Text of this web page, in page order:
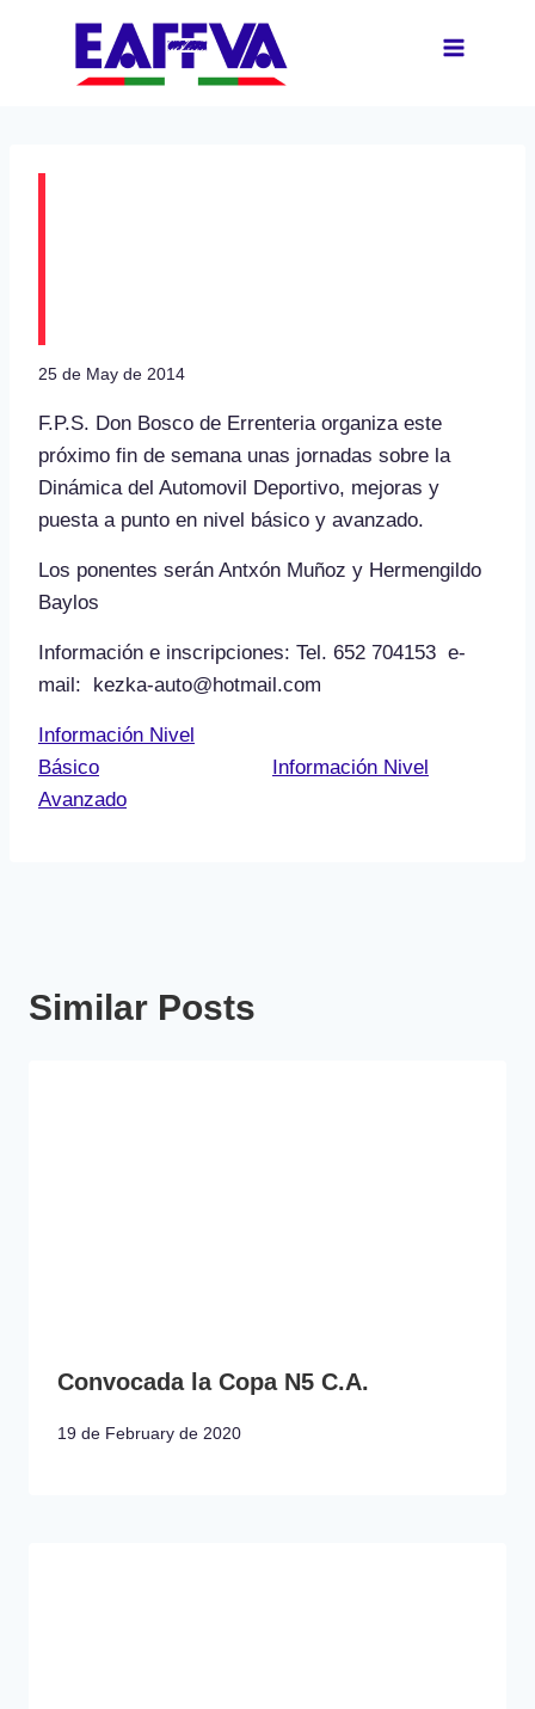
25 de May de 2014
F.P.S. Don Bosco de Errenteria organiza este
próximo fin de semana unas jornadas sobre la
Dinámica del Automovil Deportivo, mejoras y
puesta a punto en nivel básico y avanzado.
Los ponentes serán Antxón Muñoz y Hermengildo
Baylos
Información e inscripciones: Tel. 652 704153 e-
mail: kezka-auto@hotmail.com
Información Nivel
Básico
Información Nivel
Avanzado
Similar Posts
Convocada la Copa N5 C.A.
19 de February de 2020